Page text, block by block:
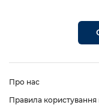
Про нас
Правила